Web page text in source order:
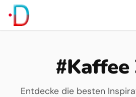
#Kaffee
Entdecke die besten